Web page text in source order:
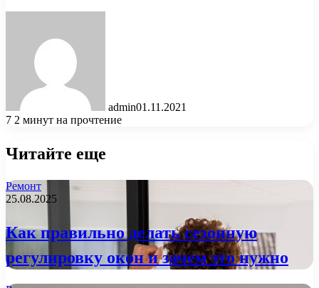
admin01.11.2021
7 2 минут на прочтение
Читайте еще
Ремонт
25.08.2025
Как правильно делать сезонную
регулировку окон и зачем это нужно